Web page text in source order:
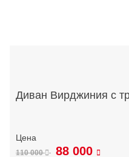
Диван Вирджиния с
110 000 88 000